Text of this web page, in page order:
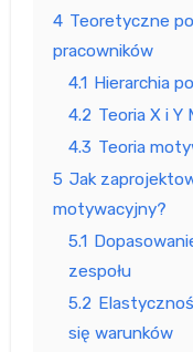
4 Teoretyczne
pracowników
4.1 Hierarchia
4.2 Teoria X i Y
4.3 Teoria
5 Jak
motywacyjny?
5.1
zespołu
5.2
się warunków